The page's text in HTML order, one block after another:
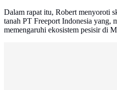
Dalam rapat itu, Robert menyoroti
tanah PT Freeport Indonesia yang,
memengaruhi ekosistem pesisir di